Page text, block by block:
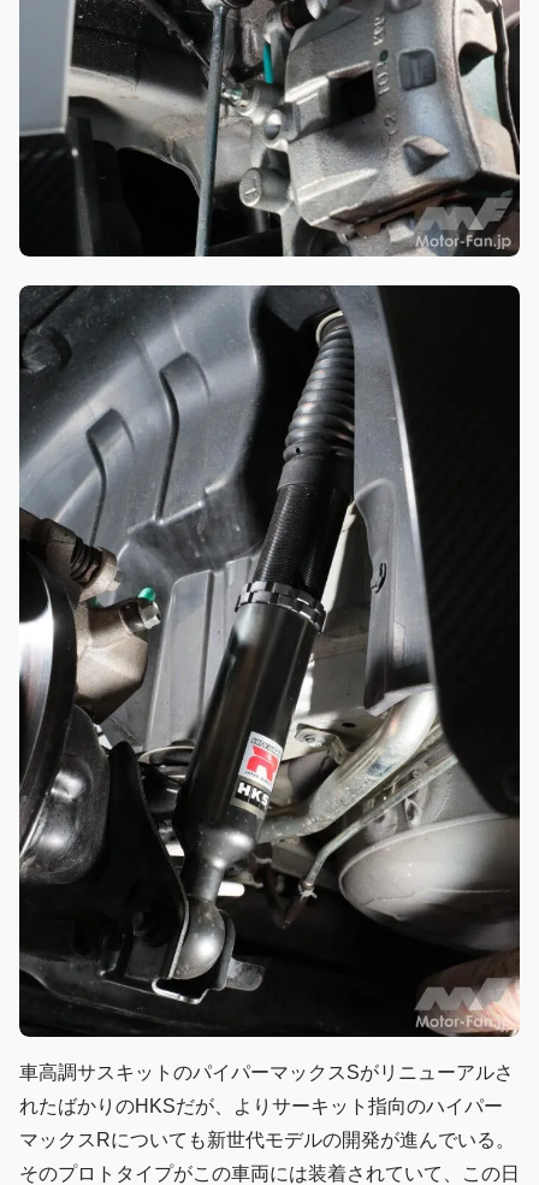
車高調サスキットのパイパーマックスSがリニューアルさ
れたばかりのHKSだが、よりサーキット指向のハイパー
マックスRについても新世代モデルの開発が進んでいる。
そのプロトタイプがこの車両には装着されていて、この日